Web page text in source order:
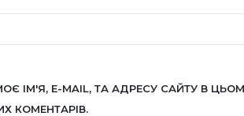
ІМ'Я, E-MAIL, ТА АДРЕСУ САЙТУ В
КОМЕНТАРІВ.